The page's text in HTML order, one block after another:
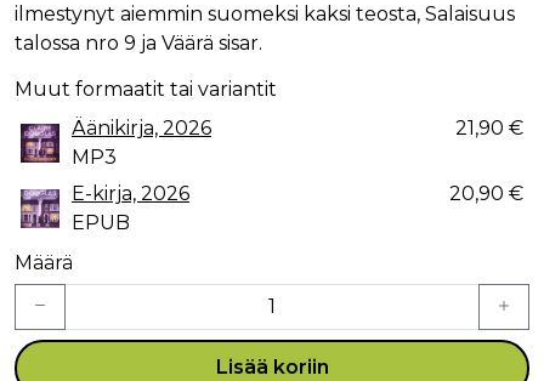
ilmestynyt aiemmin suomeksi kaksi teosta, Salaisuus
talossa nro 9 ja Väärä sisar.
Muut formaatit tai variantit
Äänikirja, 2026
MP3
21,90 €
E-kirja, 2026
EPUB
20,90 €
Määrä
Lisää koriin